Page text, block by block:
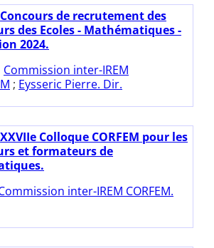
Concours de recrutement des
des Ecoles - Mathématiques -
2024.
Commission inter-IREM
; Eysseric Pierre. Dir.
XXVIIe Colloque CORFEM pour les
et formateurs de
inter-IREM CORFEM.